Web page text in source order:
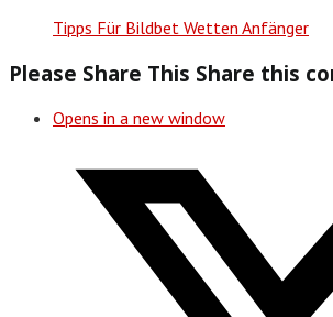
Tipps Für Bildbet Wetten Anfänger
Please Share This Share this
Opens in a new window